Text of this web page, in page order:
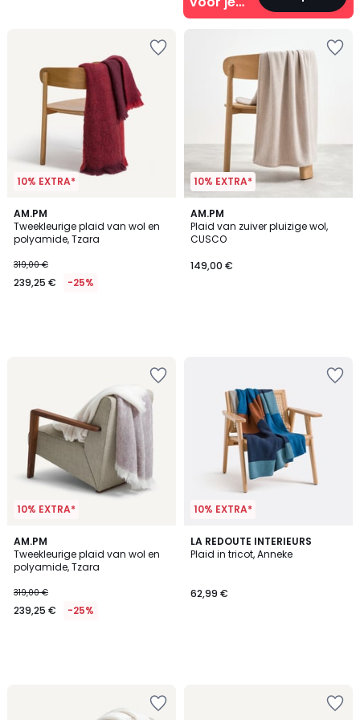
interieur
10% EXTRA*
AM.PM
Tweekleurige plaid van wol en
polyamide, Tzara
319,00 €
239,25 € -25%
10% EXTRA*
AM.PM
Plaid van zuiver pluizige wol,
CUSCO
149,00 €
10% EXTRA*
AM.PM
Tweekleurige plaid van wol en
polyamide, Tzara
319,00 €
239,25 € -25%
10% EXTRA*
LA REDOUTE INTERIEURS
Plaid in tricot, Anneke
62,99 €